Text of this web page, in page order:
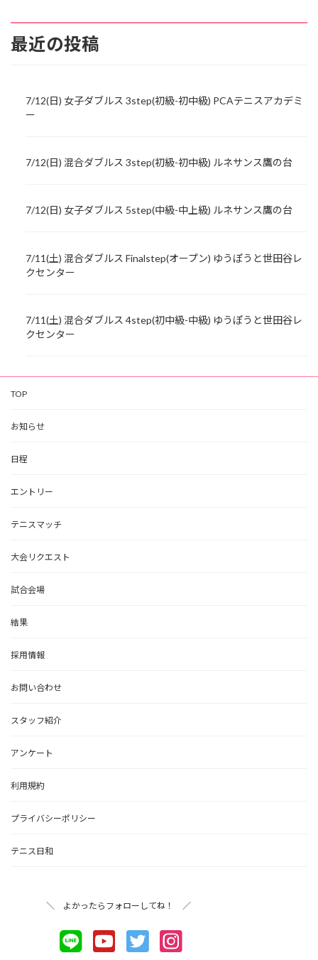
最近の投稿
7/12(日) 女子ダブルス 3step(初級-初中級) PCAテニスアカデミ
ー
7/12(日) 混合ダブルス 3step(初級-初中級) ルネサンス鷹の台
7/12(日) 女子ダブルス 5step(中級-中上級) ルネサンス鷹の台
7/11(土) 混合ダブルス Finalstep(オープン) ゆうぽうと世田谷レ
クセンター
7/11(土) 混合ダブルス 4step(初中級-中級) ゆうぽうと世田谷レ
クセンター
TOP
お知らせ
日程
エントリー
テニスマッチ
大会リクエスト
試合会場
結果
採用情報
お問い合わせ
スタッフ紹介
アンケート
利用規約
プライバシーポリシー
テニス日和
＼ よかったらフォローしてね！ ／